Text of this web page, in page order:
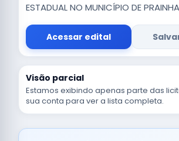
ESTADUAL NO MUNICÍPIO DE
Acessar edital
Visão parcial
Estamos exibindo apenas parte das
sua conta para ver a lista completa.